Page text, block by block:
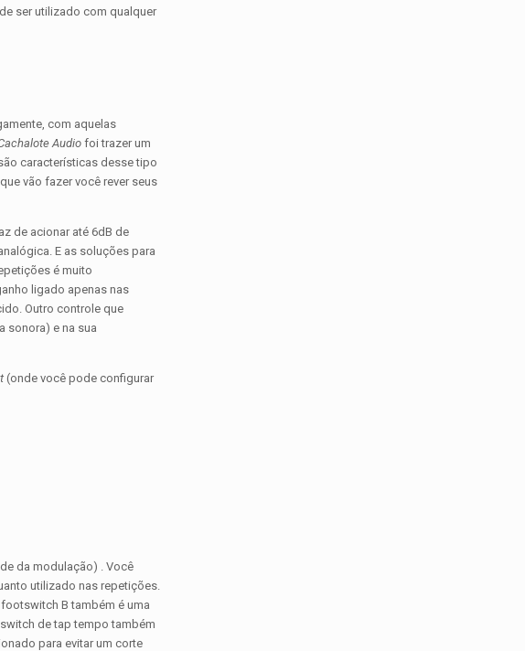
ser utilizado com qualquer
com aquelas
Audiofoi trazer um
características desse tipo
vão fazer você rever seus
de acionar até 6dB de
E as soluções para
é muito
ligado apenas nas
Outro controle que
sonora) e na sua
(onde você pode configurar
da modulação) . Você
utilizado nas repetições.
B também é uma
de tap tempo também
para evitar um corte